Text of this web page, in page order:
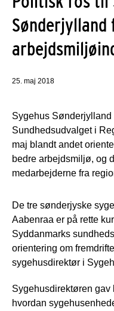
Sønderjylland
25. maj 2018
Sygehus Sønderjylland
Sundhedsudvalget i
maj blandt andet
bedre arbejdsmiljø, og
medarbejderne fra
De tre sønderjyske
Aabenraa er på rette
Syddanmarks
orientering om
sygehusdirektør i
Sygehusdirektøren gav
hvordan